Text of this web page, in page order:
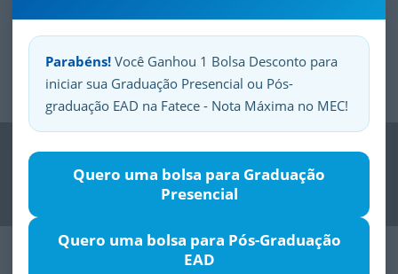
Parabéns! Você Ganhou 1 Bolsa Desconto para
iniciar sua Graduação Presencial ou Pós-
graduação EAD na Fatece - Nota Máxima no MEC!
Quero uma bolsa para Graduação
Presencial
Quero uma bolsa para Pós-Graduação
EAD
SuaFatece.Seuorgulho.
Previous